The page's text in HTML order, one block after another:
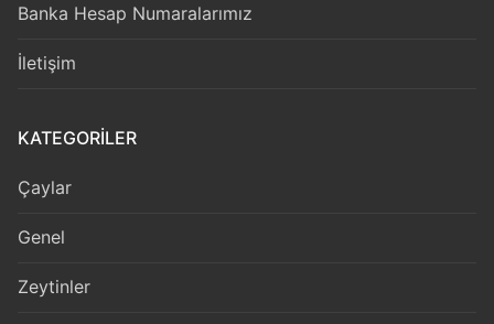
Banka Hesap Numaralarımız
İletişim
KATEGORILER
Çaylar
Genel
Zeytinler